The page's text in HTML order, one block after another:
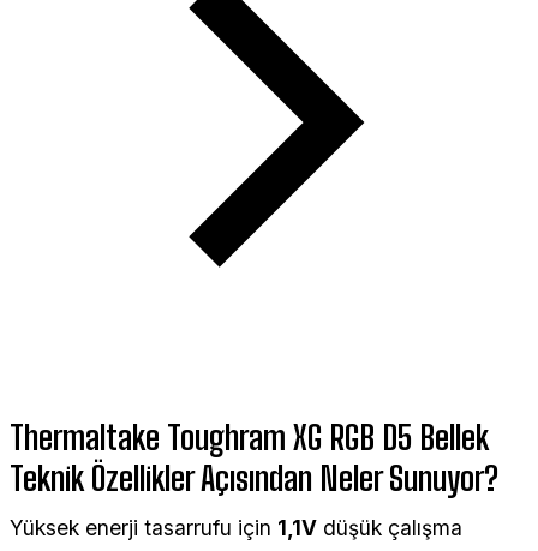
Thermaltake Toughram XG RGB D5 Bellek
Teknik Özellikler Açısından Neler Sunuyor?
Yüksek enerji tasarrufu için 1,1V düşük çalışma